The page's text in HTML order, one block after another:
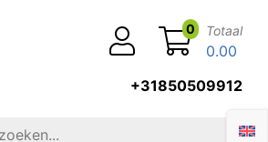
+31850509912
0 Totaal
0.00